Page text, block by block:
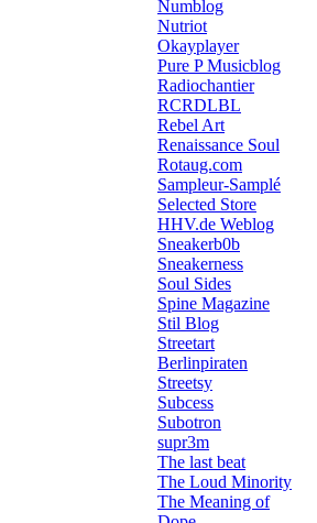
Numblog
Nutriot
Okayplayer
Pure P Musicblog
Radiochantier
RCRDLBL
Rebel Art
Renaissance Soul
Rotaug.com
Sampleur-Samplé
Selected Store
HHV.de Weblog
Sneakerb0b
Sneakerness
Soul Sides
Spine Magazine
Stil Blog
Streetart
Berlinpiraten
Streetsy
Subcess
Subotron
supr3m
The last beat
The Loud Minority
The Meaning of